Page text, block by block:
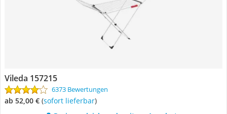
Vileda 157215
6373 Bewertungen
ab 52,00 € ( Sofort lieferbar)